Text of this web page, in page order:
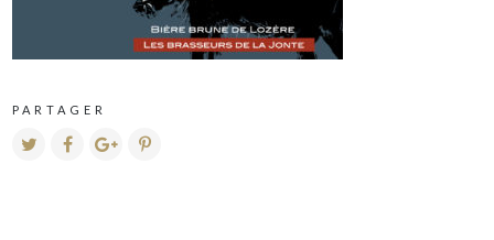
PARTAGER